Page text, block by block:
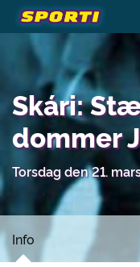
Skári:
dommer
Torsdag den 21.
Info